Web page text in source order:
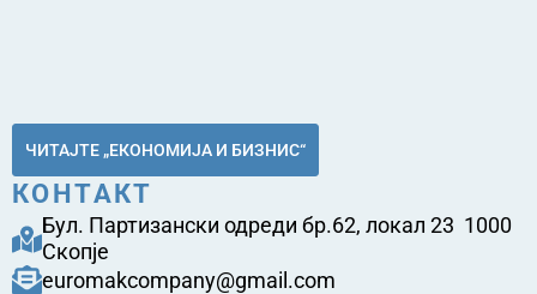
ЧИТАЈТЕ „ЕКОНОМИЈА И БИЗНИС“
КОНТАКТ
Бул. Партизански одреди бр.62, локал 23 1000
Скопје
euromakcompany@gmail.com